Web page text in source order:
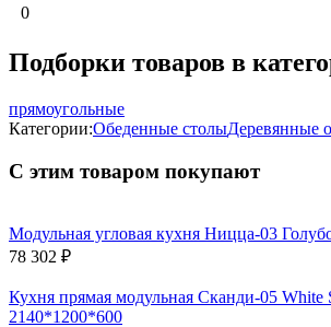
0
Подборки товаров в
прямоугольные
Категории:Обеденные столыДеревянные
С этим товаром покупают
Модульная угловая кухня Ницца-03
78 302 ₽
Кухня прямая модульная Сканди-05 White
2140*1200*600